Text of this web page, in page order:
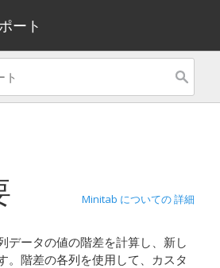
ート
Minitab についての 詳細
データの値の階差を計算し、新し
。階差の各列を使用して、カスタ